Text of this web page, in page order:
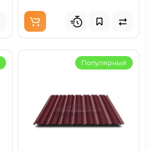
Популярный